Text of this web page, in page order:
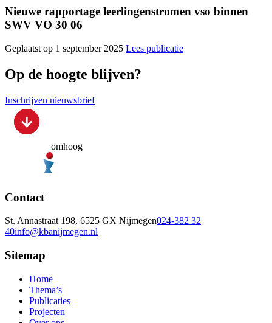
Nieuwe rapportage leerlingenstromen vso binnen
SWV VO 30 06
Geplaatst op 1 september 2025 Lees publicatie
Op de hoogte blijven?
Inschrijven nieuwsbrief
omhoog
Contact
St. Annastraat 198, 6525 GX Nijmegen024-382 32
40info@kbanijmegen.nl
Sitemap
Home
Thema’s
Publicaties
Projecten